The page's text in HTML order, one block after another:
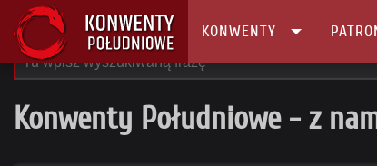
KONWENTY
Konwenty Południowe - z